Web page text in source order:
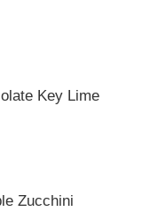
Key Lime
Zucchini